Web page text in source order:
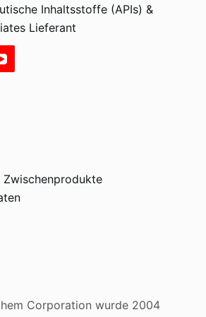
Inhaltsstoffe (APIs) &
Lieferant
Zwischenprodukte
Corporation wurde 2004